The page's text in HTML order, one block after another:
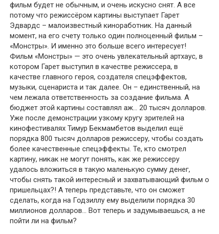
фильм будет не обычным, и очень искусно снят. А все
потому что режиссёром картины выступает Гарет
Эдвардс – малоизвестный киноработник. На данный
момент, на его счету только один полноценный фильм –
«Монстры». И именно это больше всего интересует!
Фильм «Монстры» — это очень увлекательный артхаус, в
котором Гарет выступил в качестве режиссера, в
качестве главного героя, создателя спецэффектов,
музыки, сценариста и так далее. Он – единственный, на
чем лежала ответственность за создание фильма. А
бюджет этой картины составлял аж… 20 тысяч долларов.
Уже после демонстрации узкому кругу зрителей на
кинофестивалях Тимур Бекмамбетов выделил ещё
порядка 800 тысяч долларов режиссеру, чтобы создать
более качественные спецэффекты. Те, кто смотрел
картину, никак не могут понять, как же режиссеру
удалось вложиться в такую маленькую сумму денег,
чтобы снять такой интересный и захватывающий фильм о
пришельцах?! А теперь представьте, что он сможет
сделать, когда на Годзиллу ему выделили порядка 30
миллионов долларов… Вот теперь и задумываешься, а не
пойти ли на фильм?